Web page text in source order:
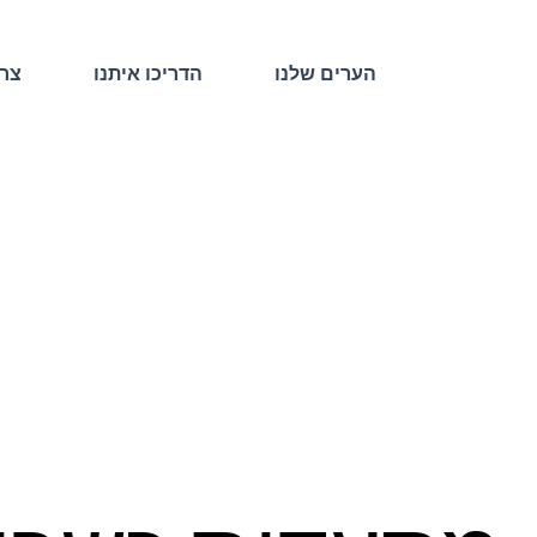
הערים שלנו הדריכו איתנו